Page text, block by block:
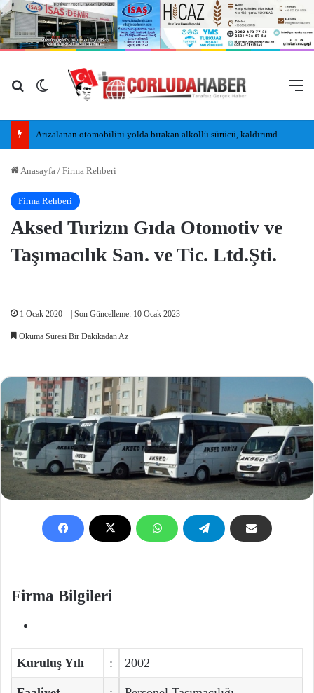
Arama yap ...
Dış görünümü değiştir
Anasayfa / Firma Rehberi
Firma Rehberi
Aksed Turizm Gıda Otomotiv ve
Taşımacılık San. ve Tic. Ltd.Şti.
1 Ocak 2020 | Son Güncelleme: 10 Ocak 2023
Okuma Süresi Bir Dakikadan Az
Firma Bilgileri
Kuruluş Yılı : 2002